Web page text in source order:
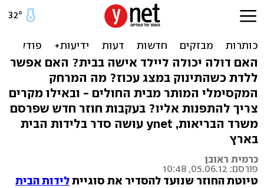
מתי צריך להתפנות לבי"ח?
מדריך לידות בית בישראל
האם דולה יכולה ליילד אישה בבית? האם אפשר
ללדת כשהתינוק במצג עכוז? מה המרחק
המקסימלי המותר מבית החולים - ובאילו מקרים
צריך להתפנות אליו? בעקבות חוזר חדש שפרסם
משרד הבריאות, ynet עושה סדר בלידות הבית
בארץ
כרמית ראובן
פורסם: 05.06.12, 10:48
טיוטת החוזר שנועד להסדיר את סוגייתלידות הבית